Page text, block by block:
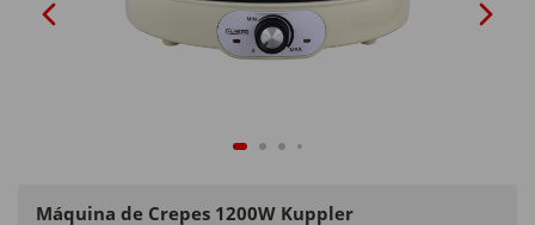
Máquina de Crepes 1200W Kuppler